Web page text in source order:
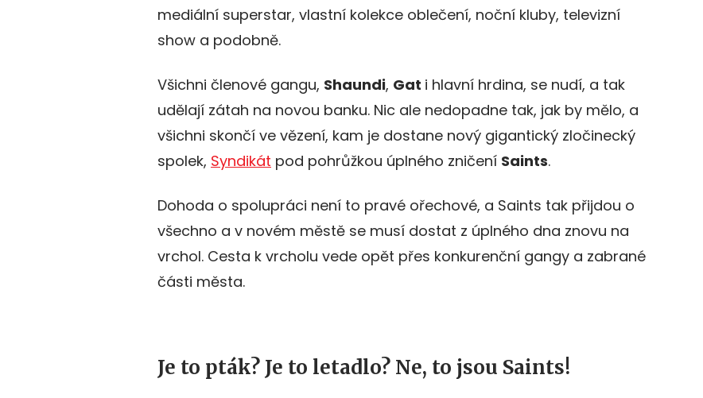
mediální superstar, vlastní kolekce oblečení, noční kluby, televizní
show a podobně.
Všichni členové gangu, Shaundi, Gat i hlavní hrdina, se nudí, a tak
udělají zátah na novou banku. Nic ale nedopadne tak, jak by mělo, a
všichni skončí ve vězení, kam je dostane nový gigantický zločinecký
spolek, Syndikát pod pohrůžkou úplného zničení Saints.
Dohoda o spolupráci není to pravé ořechové, a Saints tak přijdou o
všechno a v novém městě se musí dostat z úplného dna znovu na
vrchol. Cesta k vrcholu vede opět přes konkurenční gangy a zabrané
části města.
Je to pták? Je to letadlo? Ne, to jsou Saints!